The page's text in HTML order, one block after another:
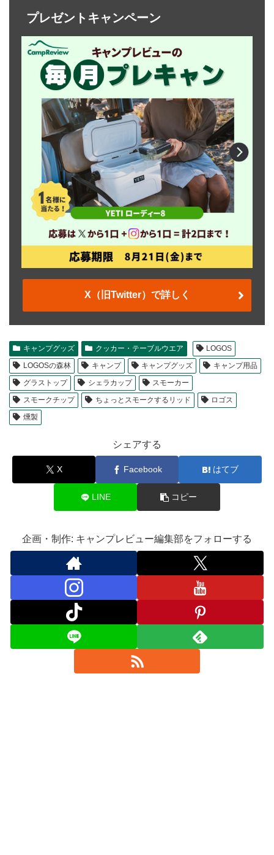
プレゼントキャンペーン
X（旧Twitter）で詳しく
キャンプグッズ クッカー・テーブルウエア
LOGOS
LOGOSの森林
キャンプ キャンプグッズ
キャンプ用品
グラストップ
シェラカップ
スモーカー
スモークチップ
ちょっとスモークするリッド
ロゴス
燻製
シェアする
X Facebook はてブ
LINE コピー
企画・制作: キャンプレビュー編集部をフォローする